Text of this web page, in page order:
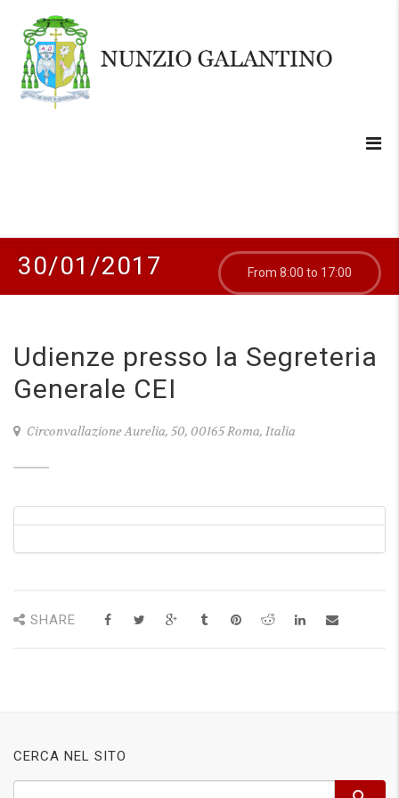
30/01/2017 From 8:00 to 17:00
Udienze presso la Segreteria
Generale CEI
Circonvallazione Aurelia, 50, 00165 Roma, Italia
SHARE
CERCA NEL SITO